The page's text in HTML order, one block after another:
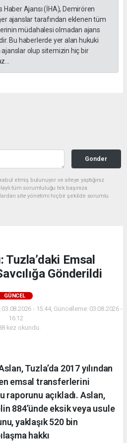
Haber Ajansı (İHA), Demirören
ajanslar tarafından eklenen tüm
müdahalesi olmadan ajans
Bu haberlerde yer alan hukuki
olup sitemizin hiç bir
Gonder
etmiş bulunuyor ve siteye yaptığınız
tüm sorumluluğu tek başınıza
site yönetimi hiçbir şekilde sorumlu
Tuzla’daki Emsal
Gönderildi
GÜNCEL
- 15:44, Güncelleme: 03.08.2026 -
16:12
kez okundu.
Tuzla’da 2017 yılından
emsal transferlerini
raporunu açıkladı. Aslan,
884’ünde eksik veya usule
yaklaşık 520 bin
hakkı